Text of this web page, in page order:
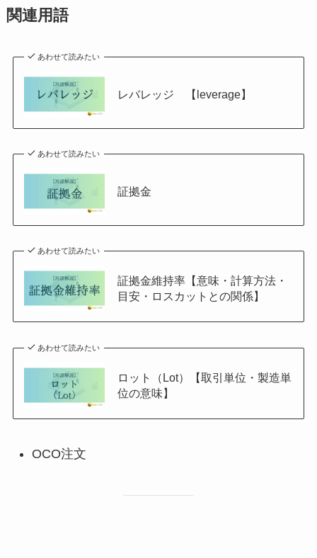
関連用語
あわせて読みたい
レバレッジ 【leverage】
あわせて読みたい
証拠金
あわせて読みたい
証拠金維持率【意味・計算方法・
目安・ロスカットとの関係】
あわせて読みたい
ロット（Lot）【取引単位・製造単
位の意味】
OCO注文